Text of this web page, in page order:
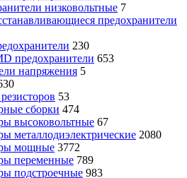
низковольтные 7
предохранители
230
предохранители 653
напряжения 5
53
сборки 474
высоковольтные 67
металлодиэлектрические 2080
мощные 3772
переменные 789
подстроечные 983